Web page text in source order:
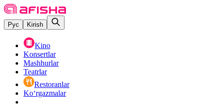
Рус Kirish
Kino
Konsertlar
Mashhurlar
Teatrlar
Restoranlar
Ko‘rgazmalar